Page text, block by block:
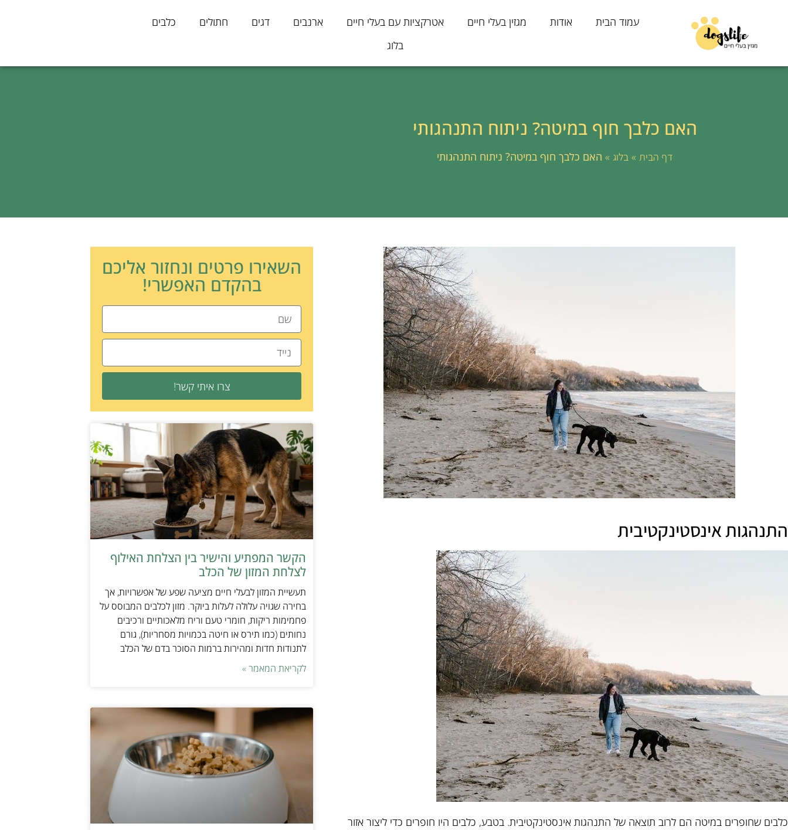
עמוד הבית אודות מגזין בעלי חיים אטרקציות עם בעלי חיים ארנבים דגים חתולים
כלבים
בלוג
האם כלבך חוף במיטה? ניתוח התנהגותי
דף הבית » בלוג » האם כלבך חוף במיטה? ניתוח התנהגותי
התנהגות אינסטינקטיבית
כלבים שחופרים במיטה הם לרוב תוצאה של התנהגות אינסטינקטיבית. בטבע, כלבים היו חופרים כדי ליצור אזור
השאירו פרטים ונחזור אליכם
בהקדם האפשרי!
צרו איתי קשר!
הקשר המפתיע והישיר בין הצלחת האילוף
לצלחת המזון של הכלב
תעשיית המזון לבעלי חיים מציעה שפע של אפשרויות, אך
בחירה שגויה עלולה לעלות ביוקר. מזון לכלבים המבוסס על
פחמימות ריקות, חומרי טעם וריח מלאכותיים ורכיבים
נחותים (כמו תירס או חיטה בכמויות מסחריות), גורם
לתנודות חדות ומהירות ברמות הסוכר בדם של הכלב
לקריאת המאמר »